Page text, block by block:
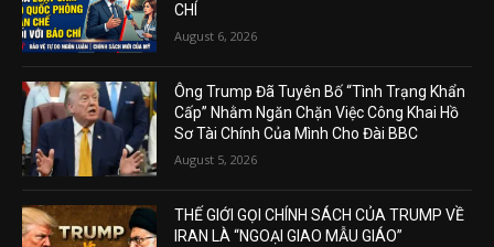
CHÍ
August 6, 2026
Ông Trump Đã Tuyên Bố “Tình Trạng Khẩn
Cấp” Nhằm Ngăn Chặn Việc Công Khai Hồ
Sơ Tài Chính Của Mình Cho Đài BBC
August 5, 2026
THẾ GIỚI GỌI CHÍNH SÁCH CỦA TRUMP VỀ
IRAN LÀ “NGOẠI GIAO MẪU GIÁO”